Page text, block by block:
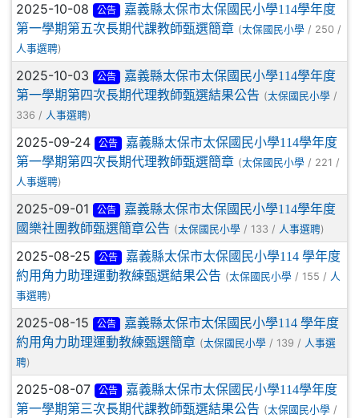
2025-10-08 公告
嘉義縣太保市太保國民小學114學年度
第一學期第五次長期代課教師甄選簡章 (太保國民小學 / 250 /
人事選聘)
2025-10-03 公告
嘉義縣太保市太保國民小學114學年度
第一學期第四次長期代理教師甄選結果公告 (太保國民小學 /
336 / 人事選聘)
2025-09-24 公告
嘉義縣太保市太保國民小學114學年度
第一學期第四次長期代理教師甄選簡章 (太保國民小學 / 221 /
人事選聘)
2025-09-01 公告
嘉義縣太保市太保國民小學114學年度
國樂社團教師甄選簡章公告 (太保國民小學 / 133 / 人事選聘)
2025-08-25 公告
嘉義縣太保市太保國民小學114 學年度
約用角力助理運動教練甄選結果公告 (太保國民小學 / 155 / 人
事選聘)
2025-08-15 公告
嘉義縣太保市太保國民小學114 學年度
約用角力助理運動教練甄選簡章 (太保國民小學 / 139 / 人事選
聘)
2025-08-07 公告
嘉義縣太保市太保國民小學114學年度
第一學期第三次長期代課教師甄選結果公告 (太保國民小學 /